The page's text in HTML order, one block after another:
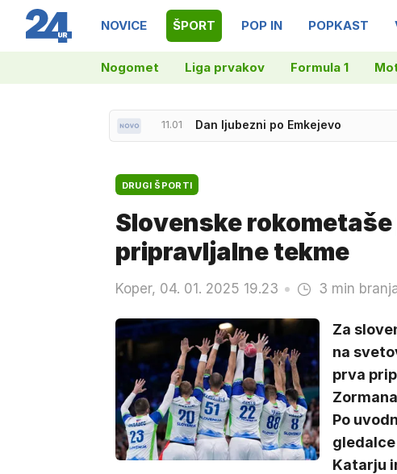
NOVICE ŠPORT POP IN POPKAST
Nogomet Liga prvakov Formula 1
11.01 Dan ljubezni po Emkejevo
DRUGI ŠPORTI
Slovenske
pripravljalne tekme
Koper, 04. 01. 2025 19.23 3 min
Za
na
prva
Po
Katarju